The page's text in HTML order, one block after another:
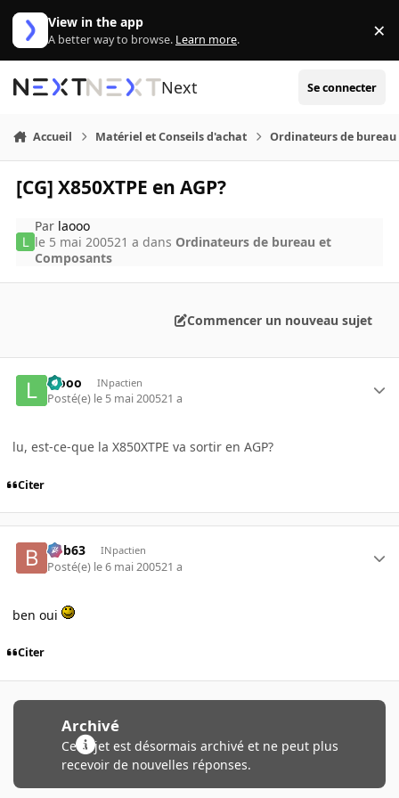
Aller au contenu
View in the app
A better way to browse. Learn more. ×
Next Se connecter
Accueil Matériel et Conseils d'achat Ordinateurs de bureau
[CG] X850XTPE en AGP?
Par laooo
le 5 mai 200521 a dans Ordinateurs de bureau et
Composants
Commencer un nouveau sujet
laooo INpactien
Posté(e) le 5 mai 200521 a
lu, est-ce-que la X850XTPE va sortir en AGP?
Citer
bob63 INpactien
Posté(e) le 6 mai 200521 a
ben oui
Citer
Archivé
Ce sujet est désormais archivé et ne peut plus
recevoir de nouvelles réponses.